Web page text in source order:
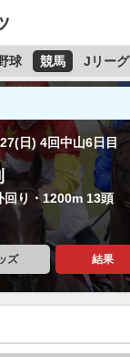
球 競馬 Jリーグ
日) 4回中山6日目
回り・1200m 13頭
ズ 結果